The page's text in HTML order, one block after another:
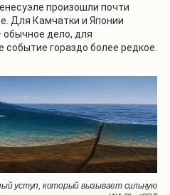
произошли почти
Для Камчатки и Японии
дело, для
гораздо более редкое.
уступ, который вызывает сильную